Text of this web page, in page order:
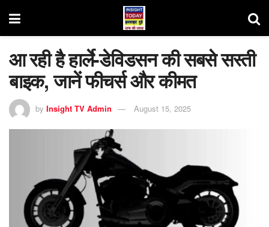
आ रही है हार्ले-डेविडसन की सबसे सस्ती
बाइक, जानें फीचर्स और कीमत
by Insight TV Admin August 15, 2025